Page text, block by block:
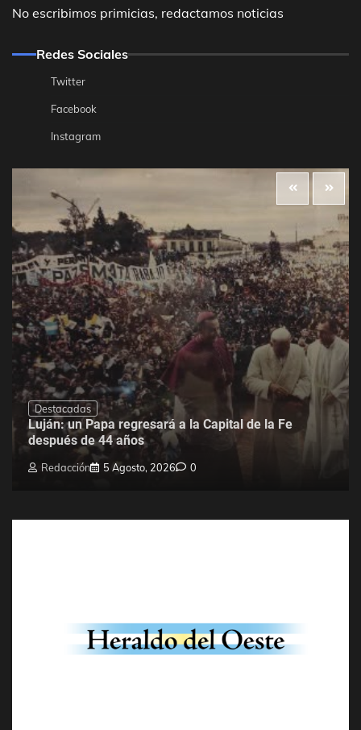
No escribimos primicias, redactamos noticias
Redes Sociales
Twitter
Facebook
Instagram
Destacadas
Luján: un Papa regresará a la Capital de la Fe
después de 44 años
Redacción 5 Agosto, 2026 0